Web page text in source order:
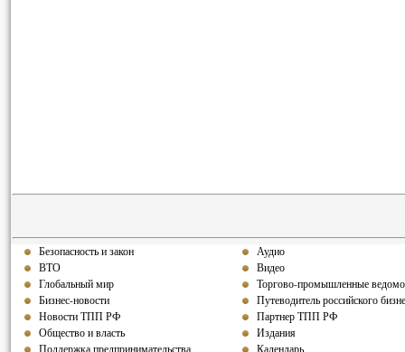
Безопасность и закон
ВТО
Глобальный мир
Бизнес-новости
Новости ТПП РФ
Общество и власть
Поддержка предпринимательства
Аудио
Видео
Торгово-промышленные
Путеводитель российского
Партнер ТПП РФ
Издания
Календарь